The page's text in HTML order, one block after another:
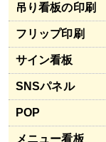
吊り看板の印刷
フリップ印刷
サイン看板
SNSパネル
POP
メニュー看板